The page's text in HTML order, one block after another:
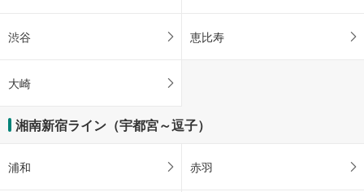
渋谷 恵比寿
大崎
湘南新宿ライン（宇都宮～逗子）
浦和 赤羽